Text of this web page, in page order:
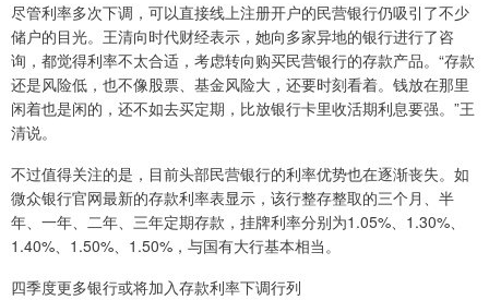
尽管利率多次下调，可以直接线上注册开户的民营银行仍吸引了不少
储户的目光。王清向时代财经表示，她向多家异地的银行进行了咨
询，都觉得利率不太合适，考虑转向购买民营银行的存款产品。“存款
还是风险低，也不像股票、基金风险大，还要时刻看着。钱放在那里
闲着也是闲的，还不如去买定期，比放银行卡里收活期利息要强。”王
清说。
不过值得关注的是，目前头部民营银行的利率优势也在逐渐丧失。如
微众银行官网最新的存款利率表显示，该行整存整取的三个月、半
年、一年、二年、三年定期存款，挂牌利率分别为1.05%、1.30%、
1.40%、1.50%、1.50%，与国有大行基本相当。
四季度更多银行或将加入存款利率下调行列